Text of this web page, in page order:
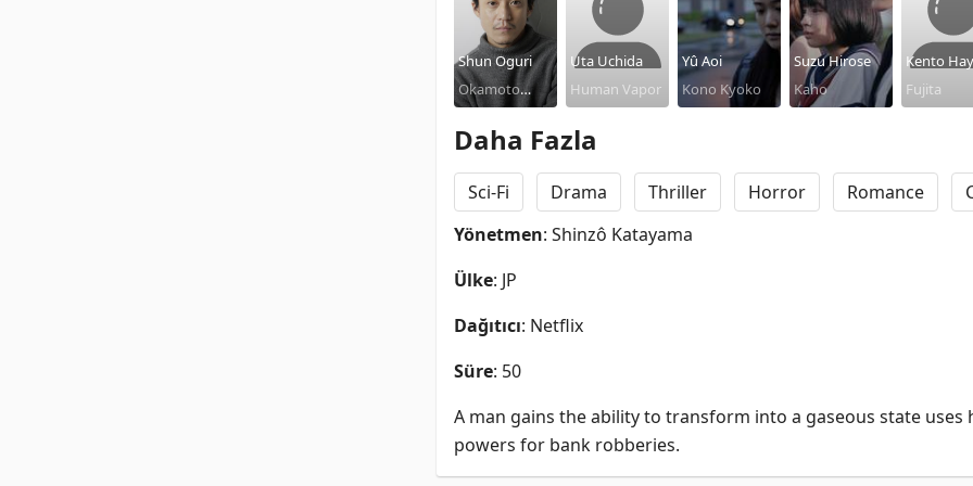
Shun Oguri
Okamoto
Uta Uchida
Human Vapor
Yû Aoi
Kono Kyoko
Suzu Hirose
Kaho
Kento
Fujita
Daha Fazla
Sci-Fi Drama Thriller Horror Romance
Yönetmen: Shinzô Katayama
Ülke: JP
Dağıtıcı: Netflix
Süre: 50
A man gains the ability to transform into a gaseous state uses
powers for bank robberies.